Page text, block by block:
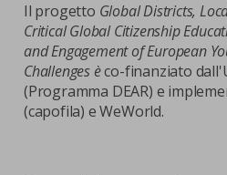
Il progetto Global Districts,
Critical Global Citizenship
and Engagement of European
Challenges èco-finanziato
(Programma DEAR) e
(capofila) e WeWorld.